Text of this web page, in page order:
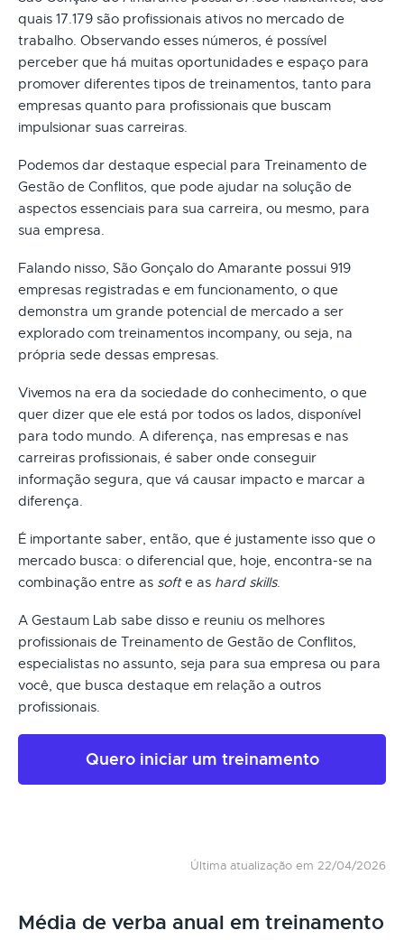
quais 17.179 são profissionais ativos no mercado de
trabalho. Observando esses números, é possível
perceber que há muitas oportunidades e espaço para
promover diferentes tipos de treinamentos, tanto para
empresas quanto para profissionais que buscam
impulsionar suas carreiras.
Podemos dar destaque especial para Treinamento de
Gestão de Conflitos, que pode ajudar na solução de
aspectos essenciais para sua carreira, ou mesmo, para
sua empresa.
Falando nisso, São Gonçalo do Amarante possui 919
empresas registradas e em funcionamento, o que
demonstra um grande potencial de mercado a ser
explorado com treinamentos incompany, ou seja, na
própria sede dessas empresas.
Vivemos na era da sociedade do conhecimento, o que
quer dizer que ele está por todos os lados, disponível
para todo mundo. A diferença, nas empresas e nas
carreiras profissionais, é saber onde conseguir
informação segura, que vá causar impacto e marcar a
diferença.
É importante saber, então, que é justamente isso que o
mercado busca: o diferencial que, hoje, encontra-se na
combinação entre as softe as hard skills.
A Gestaum Lab sabe disso e reuniu os melhores
profissionais de Treinamento de Gestão de Conflitos,
especialistas no assunto, seja para sua empresa ou para
você, que busca destaque em relação a outros
profissionais.
Quero iniciar um treinamento
Última atualização em 22/04/2026
Média de verba anual em treinamento